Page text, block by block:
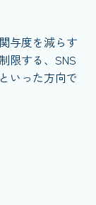
与度を減らす
限する、SNS
いった方向で